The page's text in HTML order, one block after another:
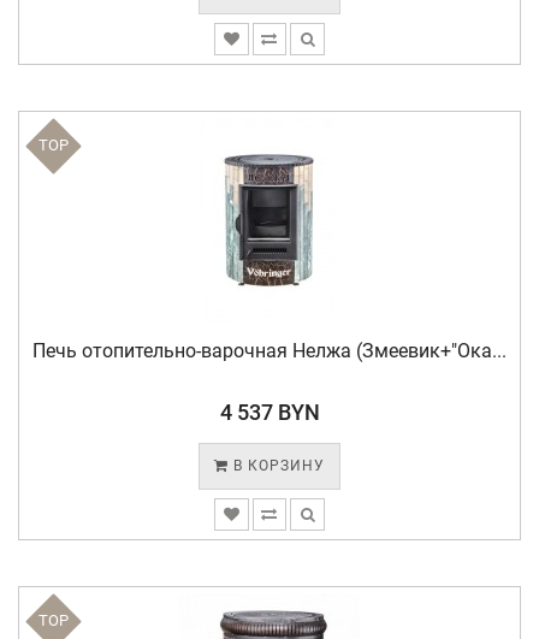
TOP
Печь отопительно-варочная Нелжа (Змеевик+"Ока...
4 537 BYN
В КОРЗИНУ
TOP